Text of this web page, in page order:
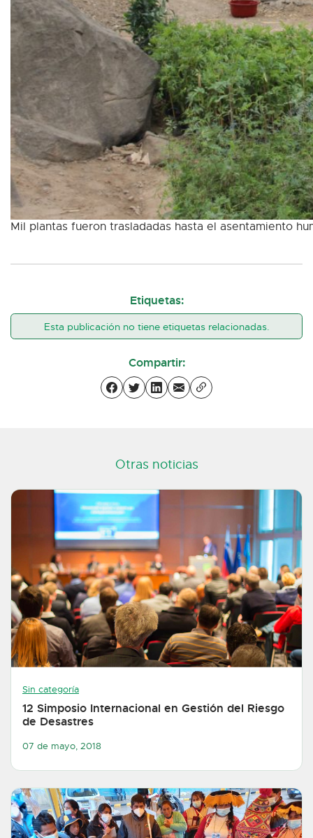
Mil plantas fueron trasladadas hasta el asentamiento
Etiquetas:
Esta publicación no tiene etiquetas relacionadas.
Compartir:
Otras noticias
Sin categoría
12 Simposio Internacional en Gestión del Riesgo
de Desastres
07 de mayo, 2018